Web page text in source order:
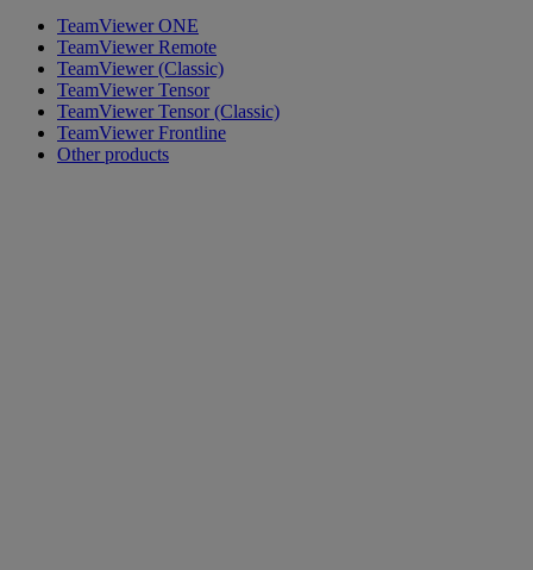
TeamViewer ONE
TeamViewer Remote
TeamViewer (Classic)
TeamViewer Tensor
TeamViewer Tensor (Classic)
TeamViewer Frontline
Other products